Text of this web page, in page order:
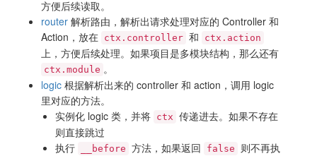
方便后续读取。
router解析路由，解析出请求处理对应的 Controller 和
Action，放在 ctx.controller 和 ctx.action
上，方便后续处理。如果项目是多模块结构，那么还有
ctx.module 。
logic根据解析出来的 controller 和 action，调用 logic
里对应的方法。
实例化 logic 类，并将 ctx 传递进去。如果不存在
则直接跳过
执行
__before 方法，如果返回 false
则不再执